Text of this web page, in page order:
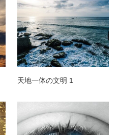
天地一体の文明 1